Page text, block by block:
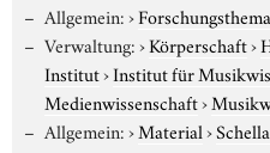
Allgemein:›Forschungsthema
Verwaltung:›Körperschaft›
Institut›Institut für
Medienwissenschaft›
Allgemein:›Material›